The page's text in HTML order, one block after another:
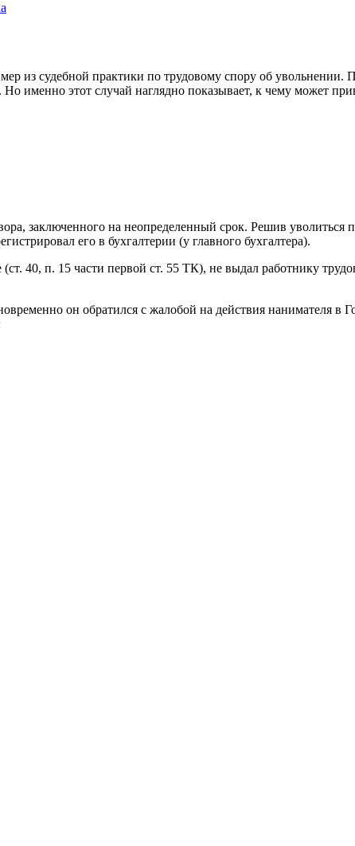
из судебной практики по трудовому спору об увольнении.
именно этот случай наглядно показывает, к чему может
заключенного на неопределенный срок. Решив
его в бухгалтерии (у главного бухгалтера).
40, п. 15 части первой ст. 55 ТК), не выдал работнику
он обратился с жалобой на действия нанимателя в